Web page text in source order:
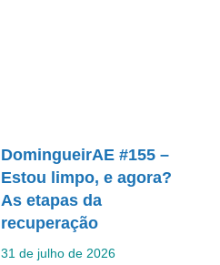
DomingueirAE #155 –
Estou limpo, e agora?
As etapas da
recuperação
31 de julho de 2026